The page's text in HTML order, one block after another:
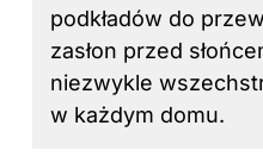
podkładów do
zasłon przed
niezwykle
w każdym domu.